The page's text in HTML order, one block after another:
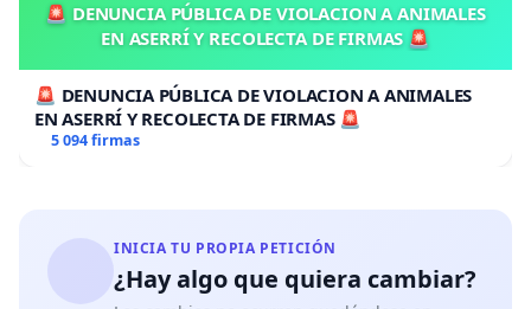
🚨 DENUNCIA PÚBLICA DE VIOLACION A ANIMALES
EN ASERRÍ Y RECOLECTA DE FIRMAS 🚨
🚨 DENUNCIA PÚBLICA DE VIOLACION A ANIMALES
EN ASERRÍ Y RECOLECTA DE FIRMAS 🚨
5 094 firmas
INICIA TU PROPIA PETICIÓN
¿Hay algo que quiera cambiar?